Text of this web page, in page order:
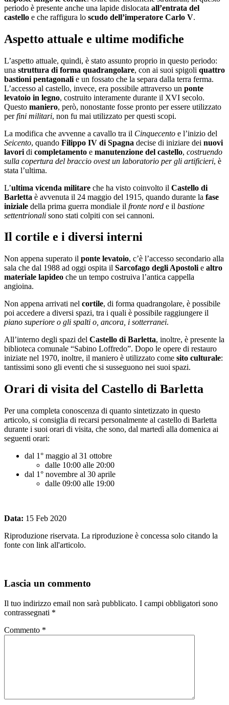
periodo è presente anche una lapide dislocata all’entrata del
castello e che raffigura lo scudo dell’imperatore Carlo V.
Aspetto attuale e ultime modifiche
L’aspetto attuale, quindi, è stato assunto proprio in questo periodo:
una struttura di forma quadrangolare, con ai suoi spigoli quattro
bastioni pentagonali e un fossato che la separa dalla terra ferma.
L’accesso al castello, invece, era possibile attraverso un ponte
levatoio in legno, costruito interamente durante il XVI secolo.
Questo maniero, però, nonostante fosse pronto per essere utilizzato
perfini militari, non fu mai utilizzato per questi scopi.
La modifica che avvenne a cavallo tra il Cinquecento e l’inizio del
Seicento, quando Filippo IV di Spagna decise di iniziare dei nuovi
lavori di completamento e manutenzione del castello, costruendo
sulla copertura del braccio ovest un laboratorio per gli artificieri, è
stata l’ultima.
L’ultima vicenda militare che ha visto coinvolto il Castello di
Barletta è avvenuta il 24 maggio del 1915, quando durante la fase
iniziale della prima guerra mondiale il fronte nord e il bastione
settentrionali sono stati colpiti con sei cannoni.
Il cortile e i diversi interni
Non appena superato il ponte levatoio, c’è l’accesso secondario alla
sala che dal 1988 ad oggi ospita il Sarcofago degli Apostoli e altro
materiale lapideo che un tempo costruiva l’antica cappella
angioina.
Non appena arrivati nel cortile, di forma quadrangolare, è possibile
poi accedere a diversi spazi, tra i quali è possibile raggiungere il
piano superiore o gli spalti o, ancora, i sotterranei.
All’interno degli spazi del Castello di Barletta, inoltre, è presente la
biblioteca comunale “Sabino Loffredo”. Dopo le opere di restauro
iniziate nel 1970, inoltre, il maniero è utilizzato come sito culturale:
tantissimi sono gli eventi che si susseguono nei suoi spazi.
Orari di visita del Castello di Barletta
Per una completa conoscenza di quanto sintetizzato in questo
articolo, si consiglia di recarsi personalmente al castello di Barletta
durante i suoi orari di visita, che sono, dal martedì alla domenica ai
seguenti orari:
dal 1° maggio al 31 ottobre
dalle 10:00 alle 20:00
dal 1° novembre al 30 aprile
dalle 09:00 alle 19:00
Data: 15 Feb 2020
Riproduzione riservata. La riproduzione è concessa solo citando la
fonte con link all'articolo.
Lascia un commento
Il tuo indirizzo email non sarà pubblicato. I campi obbligatori sono
contrassegnati *
Commento *